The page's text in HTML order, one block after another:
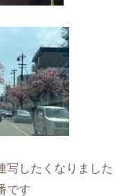
写したくなりました
です